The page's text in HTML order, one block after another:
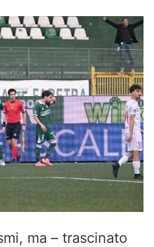
ma – trascinato